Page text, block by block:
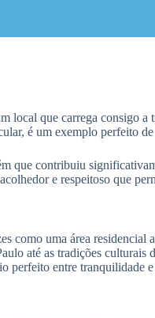
que carrega consigo
é um exemplo perfeito
que contribuiu
e respeitoso que
como uma área
até as tradições
perfeito entre tranquilidade